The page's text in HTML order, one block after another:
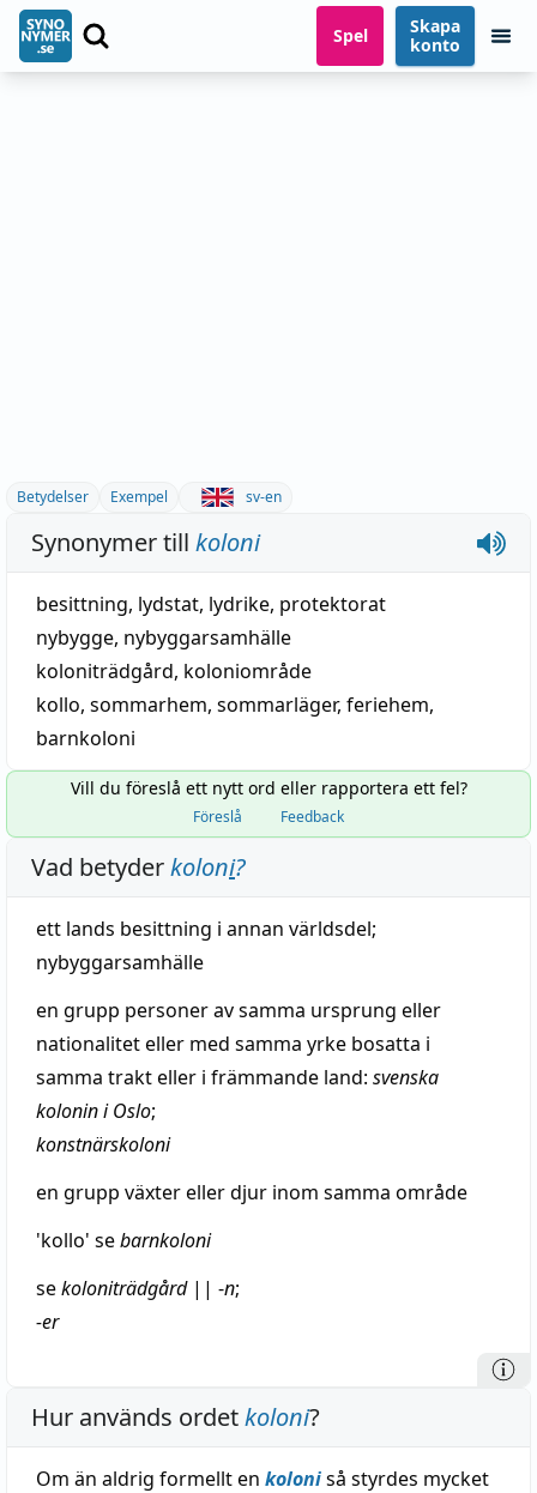
Spel
Skapa
konto
Betydelser Exempel sv-en
Synonymer till koloni
besittning, lydstat, lydrike, protektorat
nybygge, nybyggarsamhälle
koloniträdgård, koloniområde
kollo, sommarhem, sommarläger, feriehem,
barnkoloni
Vill du föreslå ett nytt ord eller rapportera ett fel?
Föreslå Feedback
Vad betyderkoloni?
ett lands besittning i annan världsdel;
nybyggarsamhälle
en grupp personerav samma ursprung eller
nationaliteteller med samma yrke bosatta i
samma trakteller i främmande land: svenska
kolonin i Oslo;
konstnärskoloni
en grupp växter ellerdjur inom samma område
'kollo' sebarnkoloni
sekoloniträdgård|| -n;
-er
Hur används ordetkoloni?
Om än aldrig formellt en koloniså styrdes mycket